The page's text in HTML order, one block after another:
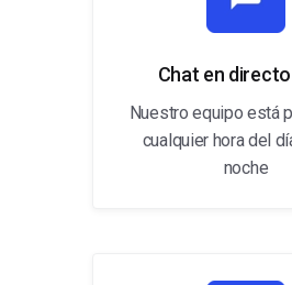
Chat en
Nuestro equipo está
cualquier hora del
noche